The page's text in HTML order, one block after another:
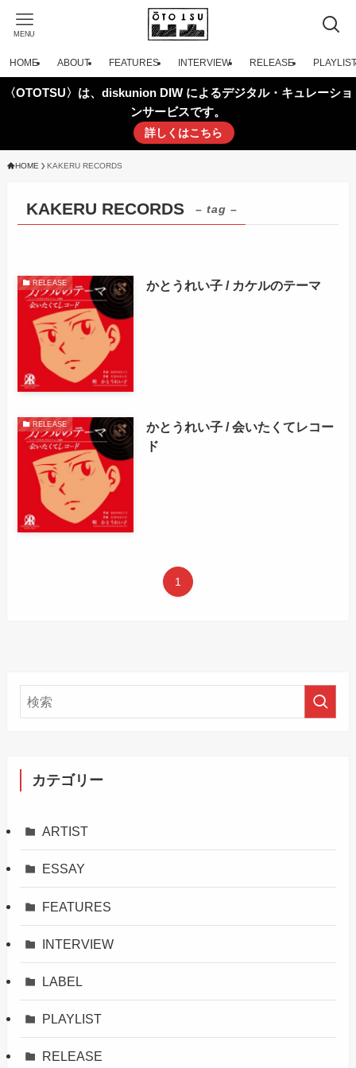
MENU
HOME ABOUT FEATURES INTERVIEW RELEASE PLAYLIST
〈OTOTSU〉は、diskunion DIW によるデジタル・キュレーショ
ンサービスです。
詳しくはこちら
HOME KAKERU RECORDS
KAKERU RECORDS – tag –
RELEASE かとうれい子 / カケルのテーマ
RELEASE
かとうれい子 / 会いたくてレコー
ド
1
カテゴリー
ARTIST
ESSAY
FEATURES
INTERVIEW
LABEL
PLAYLIST
RELEASE